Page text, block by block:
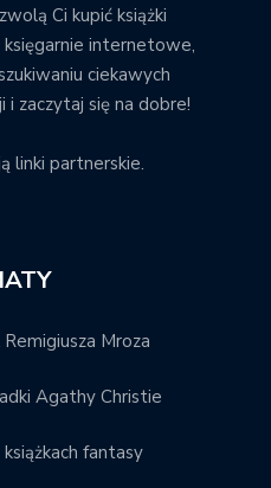
Ci kupić książki
internetowe,
ciekawych
zaczytaj się na dobre!
linki partnerskie.
Mroza
Agathy Christie
fantasy